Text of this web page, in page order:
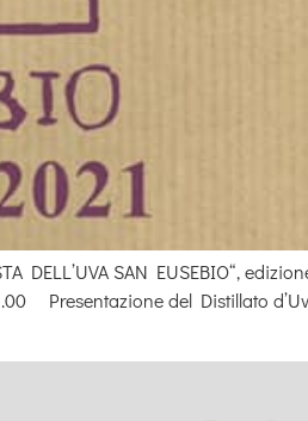
DELL’UVA SAN EUSEBIO“,
Presentazione del Distillato